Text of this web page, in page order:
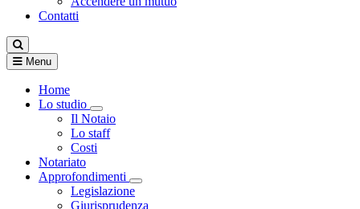
Contatti
Menu
Home
Lo studio
Visualizza menù di secondo livello
Il Notaio
Lo staff
Costi
Notariato
Approfondimenti
Visualizza menù di secondo livello
Legislazione
Giurisprudenza